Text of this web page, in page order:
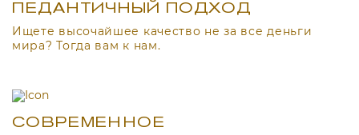
ПЕДАНТИЧНЫЙ ПОДХОД
Ищете высочайшее качество не за все деньги
мира? Тогда вам к нам.
СОВРЕМЕННОЕ